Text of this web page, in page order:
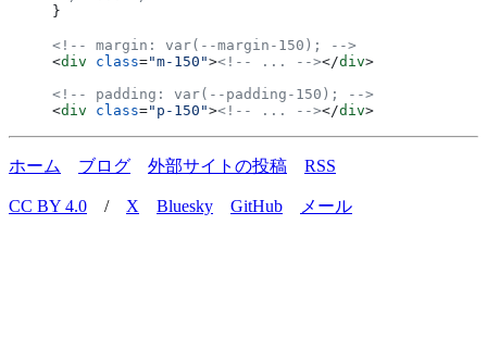
}
<!-- margin: var(--margin-150); -->
<div class="m-150"><!-- ... --></div>
<!-- padding: var(--padding-150); -->
<div class="p-150"><!-- ... --></div>
ホーム ブログ 外部サイトの投稿 RSS
CC BY 4.0 / X Bluesky GitHub メール